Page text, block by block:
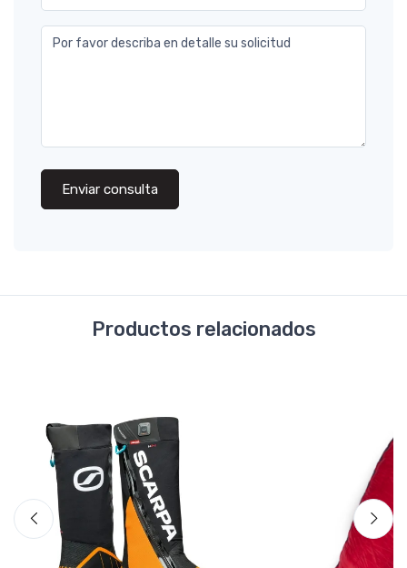
Por favor describa en detalle su solicitud
Enviar consulta
Productos relacionados